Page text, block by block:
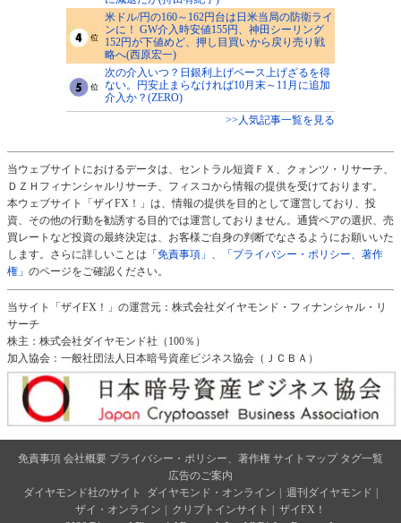
米ドル/円の160～162円台は日米当局の防衛ライ
ンに！ GW介入時安値155円、神田シーリング
152円が下値めど、押し目買いから戻り売り戦
略へ(西原宏一)
次の介入いつ？日銀利上げペース上げざるを得
ない。円安止まらなければ10月末～11月に追加
介入か？(ZERO)
>>人気記事一覧を見る
当ウェブサイトにおけるデータは、セントラル短資ＦＸ、クォンツ・リサーチ、
ＤＺＨフィナンシャルリサーチ、フィスコから情報の提供を受けております。
本ウェブサイト「ザイFX！」は、情報の提供を目的として運営しており、投
資、その他の行動を勧誘する目的では運営しておりません。通貨ペアの選択、売
買レートなど投資の最終決定は、お客様ご自身の判断でなさるようにお願いいた
します。さらに詳しいことは 「免責事項」 、
「プライバシー・ポリシー、著作
権」 のページをご確認ください。
当サイト「ザイFX！」の運営元：株式会社ダイヤモンド・フィナンシャル・リ
サーチ
株主：株式会社ダイヤモンド社（100％）
加入協会：一般社団法人日本暗号資産ビジネス協会（ＪＣＢＡ）
免責事項 会社概要 プライバシー・ポリシー、著作権 サイトマップ タグ一覧
広告のご案内
ダイヤモンド社のサイト
ダイヤモンド・オンライン 週刊ダイヤモンド
ザイ・オンライン
クリプトインサイト
ザイFX！